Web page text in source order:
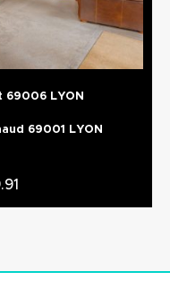
69006 LYON
69001 LYON